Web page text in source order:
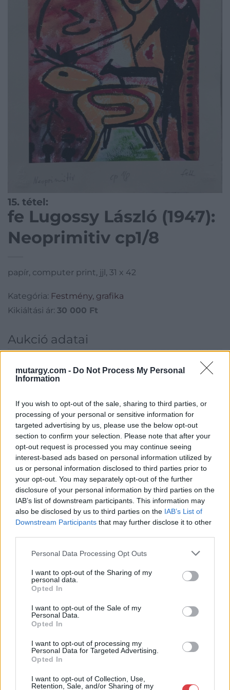
mutargy.com - Do Not Process My Personal
Information
If you wish to opt-out of the sale, sharing to third parties, or
processing of your personal or sensitive information for
targeted advertising by us, please use the below opt-out
section to confirm your selection. Please note that after your
opt-out request is processed you may continue seeing
interest-based ads based on personal information utilized by
us or personal information disclosed to third parties prior to
your opt-out. You may separately opt-out of the further
disclosure of your personal information by third parties on the
IAB’s list of downstream participants. This information may
also be disclosed by us to third parties on the IAB’s List of
Downstream Participants that may further disclose it to other
Personal Data Processing Opt Outs
I want to opt-out of the Sharing of my
personal data.
Opted In
I want to opt-out of the Sale of my
Personal Data.
Opted In
I want to opt-out of processing my
Personal Data for Targeted Advertising.
Opted In
I want to opt-out of Collection, Use,
Retention, Sale, and/or Sharing of my
15. tétel:
fe Lugossy László (1947):
Neoprimitiv cp1/8
papír, computer print, jjl, 31 x 42
Kategória: Festmény, grafika
Kikiáltási ár: 30 000 Ft
Aukció adatai
Aukció dátuma: 2024.01.31
Aukció helye: II. Zsigmond tér 8.
Tételszám: 15
Eladó adatai
Eladó:Műgyűjtők Háza Kft.
Cím: Dudás Attila
Műgyűjtők Háza kft.
Budapest
1023.Bp. Zsigmond tér 11.
1023
Weboldal:
http://www.mugyujtokhaza.hu
Bemutatkozás: 2013 nyarán nyitottuk meg Galériánkat
áron, gyorsan találjanak vevőt műtárgyaikra, az eladók pedig
rendszeresen tudják gazdagítani gyűjteményüket változatos
kínálatunkból. Ezért is rendezünk minden második héten,
18.00 óráig várjuk szeretettel az érdeklődőket.